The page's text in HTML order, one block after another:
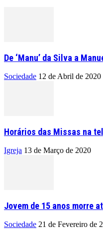
De ‘Manu’ da Silva a
Sociedade 12 de Abril de 2020
Horários das Missas na
Igreja 13 de Março de 2020
Jovem de 15 anos morre
Sociedade 21 de Fevereiro de